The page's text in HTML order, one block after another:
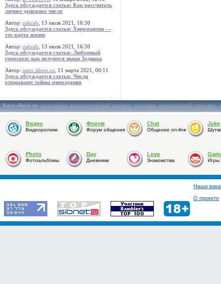
Здесь обсуждается статья: Как рассчитать
личное денежное число
Автор: zabzab , 13 июля 2021, 16:30
Здесь обсуждается статья: Хиромантия —
это карта жизни
Автор: zabzab , 13 июля 2021, 16:30
Здесь обсуждается статья: Любовный
гороскоп: как целуются знаки Зодиака
Автор: astro.sibnet.ru , 11 марта 2021, 00:11
Здесь обсуждается статья: Числа
открывают тайны мироздания
Astro.sibnet.ru:астрология,астрологический прогноз,гороскоп,персональный гороскоп,
Видео
Видеоролики
Форум
Форум общения
Chat
Общение on-line
Joke
Photo
Фотоальбомы
Day
Дневники
Love
Знакомства Игры
Наши
О проекте